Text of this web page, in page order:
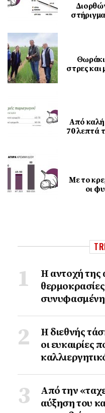
στρες και
Από καλή
70 λεπτά
Με το
οι
Η αντοχή της
συνυφασμένη
Η διεθνής
οι ευκαιρίες
Από την
αύξηση του